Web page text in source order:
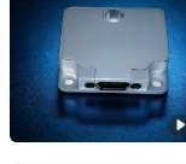
Zhejiang, China